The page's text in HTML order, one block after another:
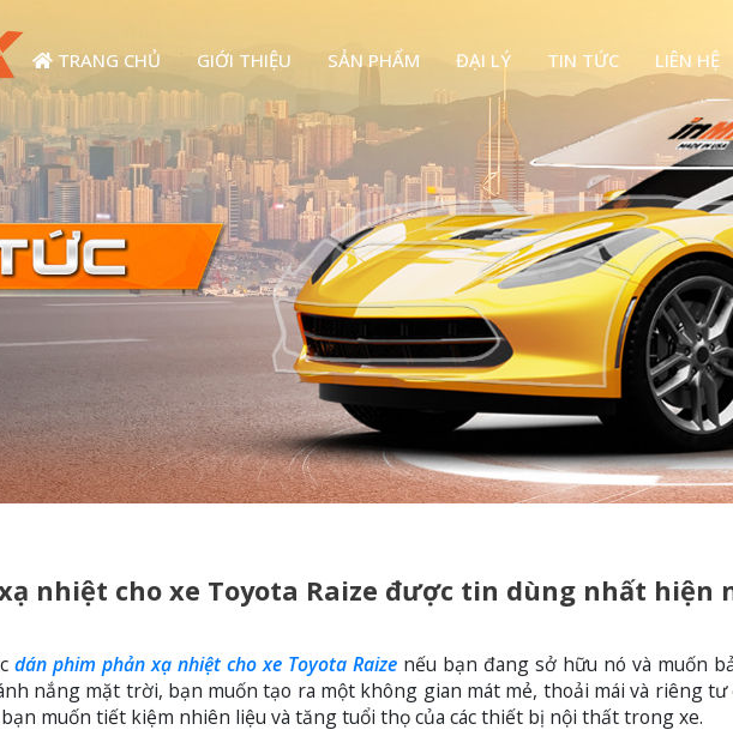
TRANG CHỦ GIỚI THIỆU SẢN PHẨM ĐẠI LÝ TIN TỨC LIÊN HỆ
nhiệt cho xe Toyota Raize được tin dùng nhất hiện
dán phim phản xạ nhiệt cho xe Toyota Raize nếu bạn đang sở hữu nó và muốn
nắng mặt trời, bạn muốn tạo ra một không gian mát mẻ, thoải mái và riêng tư
muốn tiết kiệm nhiên liệu và tăng tuổi thọ của các thiết bị nội thất trong xe.